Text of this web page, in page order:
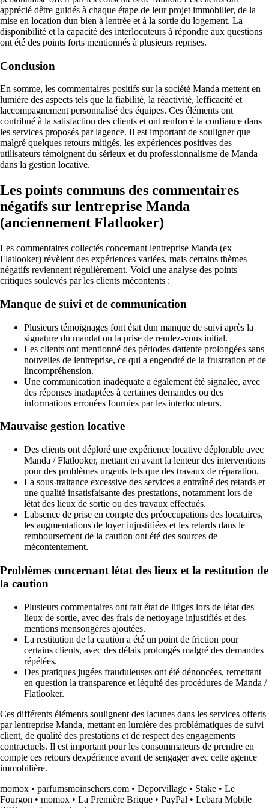
apprécié dêtre guidés à chaque étape de leur projet immobilier, de la
mise en location dun bien à lentrée et à la sortie du logement. La
disponibilité et la capacité des interlocuteurs à répondre aux questions
ont été des points forts mentionnés à plusieurs reprises.
Conclusion
En somme, les commentaires positifs sur la société Manda mettent en
lumière des aspects tels que la fiabilité, la réactivité, lefficacité et
laccompagnement personnalisé des équipes. Ces éléments ont
contribué à la satisfaction des clients et ont renforcé la confiance dans
les services proposés par lagence. Il est important de souligner que
malgré quelques retours mitigés, les expériences positives des
utilisateurs témoignent du sérieux et du professionnalisme de Manda
dans la gestion locative.
Les points communs des commentaires
négatifs sur lentreprise Manda
(anciennement Flatlooker)
Les commentaires collectés concernant lentreprise Manda (ex
Flatlooker) révèlent des expériences variées, mais certains thèmes
négatifs reviennent régulièrement. Voici une analyse des points
critiques soulevés par les clients mécontents :
Manque de suivi et de communication
Plusieurs témoignages font état dun manque de suivi après la
signature du mandat ou la prise de rendez-vous initial.
Les clients ont mentionné des périodes dattente prolongées sans
nouvelles de lentreprise, ce qui a engendré de la frustration et de
lincompréhension.
Une communication inadéquate a également été signalée, avec
des réponses inadaptées à certaines demandes ou des
informations erronées fournies par les interlocuteurs.
Mauvaise gestion locative
Des clients ont déploré une expérience locative déplorable avec
Manda / Flatlooker, mettant en avant la lenteur des interventions
pour des problèmes urgents tels que des travaux de réparation.
La sous-traitance excessive des services a entraîné des retards et
une qualité insatisfaisante des prestations, notamment lors de
létat des lieux de sortie ou des travaux effectués.
Labsence de prise en compte des préoccupations des locataires,
les augmentations de loyer injustifiées et les retards dans le
remboursement de la caution ont été des sources de
mécontentement.
Problèmes concernant létat des lieux et la restitution de
la caution
Plusieurs commentaires ont fait état de litiges lors de létat des
lieux de sortie, avec des frais de nettoyage injustifiés et des
mentions mensongères ajoutées.
La restitution de la caution a été un point de friction pour
certains clients, avec des délais prolongés malgré des demandes
répétées.
Des pratiques jugées frauduleuses ont été dénoncées, remettant
en question la transparence et léquité des procédures de Manda /
Flatlooker.
Ces différents éléments soulignent des lacunes dans les services offerts
par lentreprise Manda, mettant en lumière des problématiques de suivi
client, de qualité des prestations et de respect des engagements
contractuels. Il est important pour les consommateurs de prendre en
compte ces retours dexpérience avant de sengager avec cette agence
immobilière.
momox • parfumsmoinschers.com • Deporvillage • Stake • Le
Fourgon • momox • La Première Brique • PayPal • Lebara Mobile